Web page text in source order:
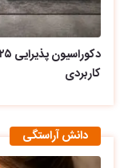
کاربردی
دانش آراستگی